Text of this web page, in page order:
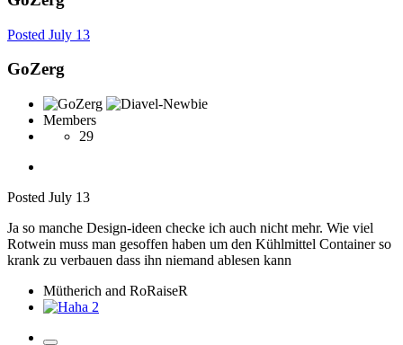
Posted July 13
GoZerg
Members
29
Posted July 13
Ja so manche Design-ideen checke ich auch nicht mehr. Wie viel
Rotwein muss man gesoffen haben um den Kühlmittel Container so
krank zu verbauen dass ihn niemand ablesen kann
Mütherich and RoRaiseR
2